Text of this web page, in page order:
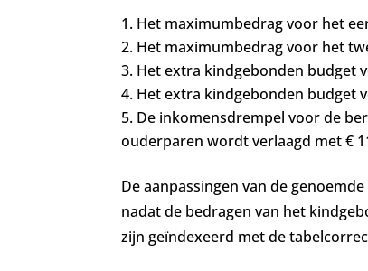
Het maximumbedrag voor het
Het maximumbedrag voor het
Het extra kindgebonden budget
Het extra kindgebonden budget
De inkomensdrempel voor de
ouderparen wordt verlaagd met €
De aanpassingen van de
nadat de bedragen van het
zijn geïndexeerd met de